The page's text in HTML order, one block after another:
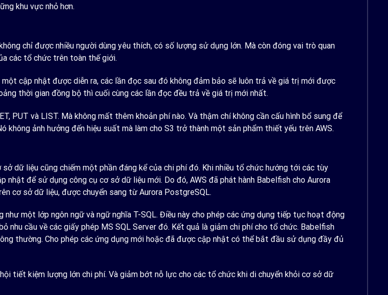
khu vực nhỏ hơn.
chỉ được nhiều người dùng yêu thích, có số lượng sử dụng lớn. Mà còn đóng vai trò quan
các tổ chức trên toàn thế giới.
cập nhật được diễn ra, các lần đọc sau đó không đảm bảo sẽ luôn trả về giá trị mới được
thời gian đồng bộ thì cuối cùng các lần đọc đều trả về giá trị mới nhất.
PUT và LIST. Mà không mất thêm khoản phí nào. Và thậm chí không cần cấu hình bổ sung để
không ảnh hưởng đến hiệu suất mà làm cho S3 trở thành một sản phẩm thiết yếu trên AWS.
dữ liệu cũng chiếm một phần đáng kể của chi phí đó. Khi nhiều tổ chức hướng tới các tùy
nhật để sử dụng công cụ cơ sở dữ liệu mới. Do đó, AWS đã phát hành Babelfish cho Aurora
cơ sở dữ liệu, được chuyển sang từ Aurora PostgreSQL.
một lớp ngôn ngữ và ngữ nghĩa T-SQL. Điều này cho phép các ứng dụng tiếp tục hoạt động
nhu cầu về các giấy phép MS SQL Server đó. Kết quả là giảm chi phí cho tổ chức. Babelfish
thường. Cho phép các ứng dụng mới hoặc đã được cập nhật có thể bắt đầu sử dụng đầy đủ
tiết kiệm lượng lớn chi phí. Và giảm bớt nỗ lực cho các tổ chức khi di chuyển khỏi cơ sở dữ